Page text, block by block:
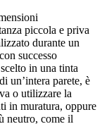
piccola e priva
durante un
successo
in una tinta
un’intera parete, è
o utilizzare la
in muratura, oppure
neutro, come il